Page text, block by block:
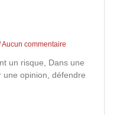
Aucun commentaire
un risque, Dans une
une opinion, défendre